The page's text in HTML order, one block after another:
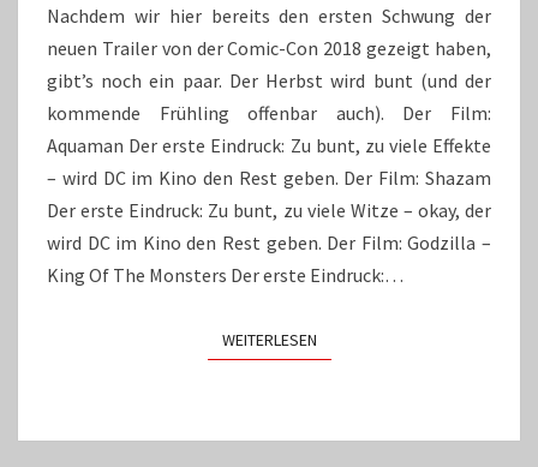
VON
DER
COMIC-
CON
Nachdem wir hier bereits den ersten Schwung der
neuen Trailer von der Comic-Con 2018 gezeigt haben,
gibt’s noch ein paar. Der Herbst wird bunt (und der
kommende Frühling offenbar auch). Der Film:
Aquaman Der erste Eindruck: Zu bunt, zu viele Effekte
– wird DC im Kino den Rest geben. Der Film: Shazam
Der erste Eindruck: Zu bunt, zu viele Witze – okay, der
wird DC im Kino den Rest geben. Der Film: Godzilla –
King Of The Monsters Der erste Eindruck:…
WEITERLESENWEITERLESEN